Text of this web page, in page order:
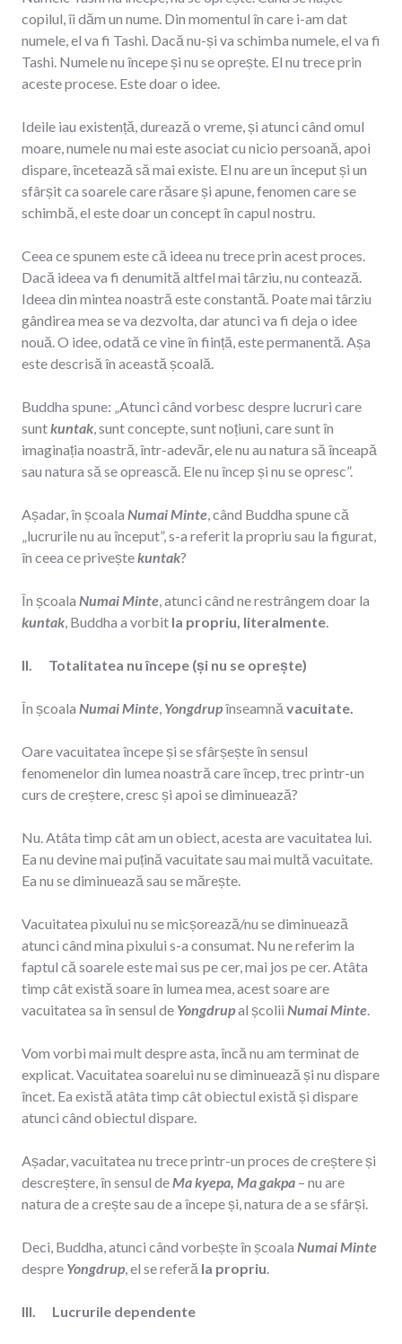
copilul, îi dăm un nume. Din momentul în care i-am dat
numele, el va fi Tashi. Dacă nu-și va schimba numele, el va fi
Tashi. Numele nu începe și nu se oprește. El nu trece prin
aceste procese. Este doar o idee.
Ideile iau existență, durează o vreme, și atunci când omul
moare, numele nu mai este asociat cu nicio persoană, apoi
dispare, încetează să mai existe. El nu are un început și un
sfârșit ca soarele care răsare și apune, fenomen care se
schimbă, el este doar un concept în capul nostru.
Ceea ce spunem este că ideea nu trece prin acest proces.
Dacă ideea va fi denumită altfel mai târziu, nu contează.
Ideea din mintea noastră este constantă. Poate mai târziu
gândirea mea se va dezvolta, dar atunci va fi deja o idee
nouă. O idee, odată ce vine în ființă, este permanentă. Așa
este descrisă în această școală.
Buddha spune: „Atunci când vorbesc despre lucruri care
suntkuntak, sunt concepte, sunt noțiuni, care sunt în
imaginația noastră, într-adevăr, ele nu au natura să înceapă
sau natura să se oprească. Ele nu încep și nu se opresc”.
Așadar, în școala Numai Minte, când Buddha spune că
„lucrurile nu au început”, s-a referit la propriu sau la figurat,
în ceea ce priveștekuntak?
În școala Numai Minte, atunci când ne restrângem doar la
kuntak, Buddha a vorbit la propriu, literalmente.
II. Totalitatea nu începe (și nu se oprește)
În școala Numai Minte, Yongdrupînseamnă vacuitate.
Oare vacuitatea începe și se sfârșește în sensul
fenomenelor din lumea noastră care încep, trec printr-un
curs de creștere, cresc și apoi se diminuează?
Nu. Atâta timp cât am un obiect, acesta are vacuitatea lui.
Ea nu devine mai puțină vacuitate sau mai multă vacuitate.
Ea nu se diminuează sau se mărește.
Vacuitatea pixului nu se micșorează/nu se diminuează
atunci când mina pixului s-a consumat. Nu ne referim la
faptul că soarele este mai sus pe cer, mai jos pe cer. Atâta
timp cât există soare în lumea mea, acest soare are
vacuitatea sa în sensul de Yongdrupal școlii Numai Minte.
Vom vorbi mai mult despre asta, încă nu am terminat de
explicat. Vacuitatea soarelui nu se diminuează și nu dispare
încet. Ea există atâta timp cât obiectul există și dispare
atunci când obiectul dispare.
Așadar, vacuitatea nu trece printr-un proces de creștere și
descreștere, în sensul deMa kyepa, Ma gakpa – nu are
natura de a crește sau de a începe și, natura de a se sfârși.
Deci, Buddha, atunci când vorbește în școala Numai Minte
despre Yongdrup, el se referă la propriu.
III. Lucrurile dependente